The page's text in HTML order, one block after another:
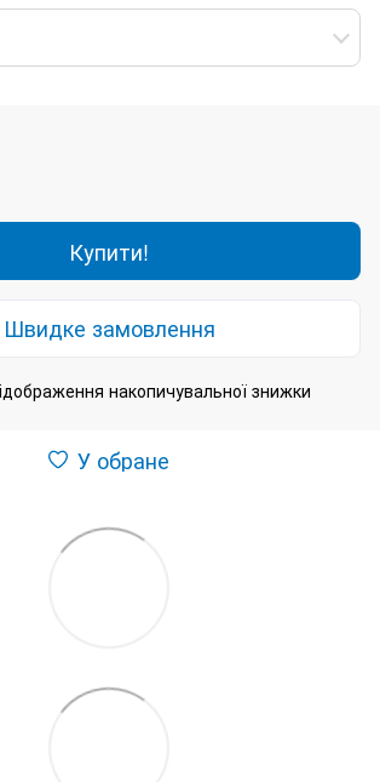
Купити!
Швидке замовлення
накопичувальної знижки
У обране